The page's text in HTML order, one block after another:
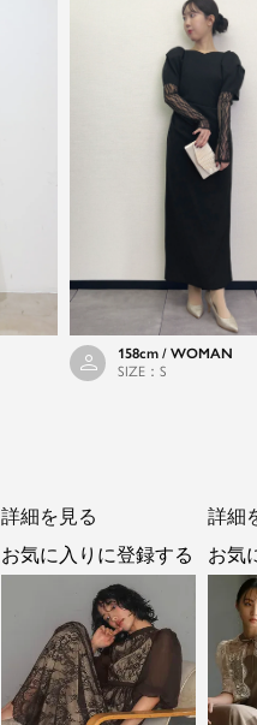
158cm / WOMAN
SIZE：S
詳細を見る
お気に入りに登録する
詳細
お気